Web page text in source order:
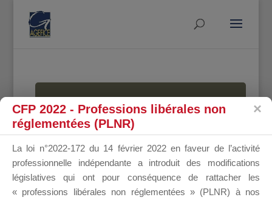
MALLETTE
DU
CFP 2022 - Professions libérales non
réglementées (PLNR)
La loi n°2022-172 du 14 février 2022 en faveur de l’activité
professionnelle indépendante a introduit des modifications
législatives qui ont pour conséquence de rattacher les
« professions libérales non réglementées » (PLNR) à nos